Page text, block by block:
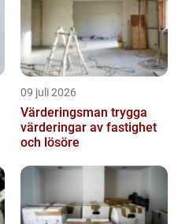
09 juli 2026
Värderingsman trygga
värderingar av fastighet
och lösöre